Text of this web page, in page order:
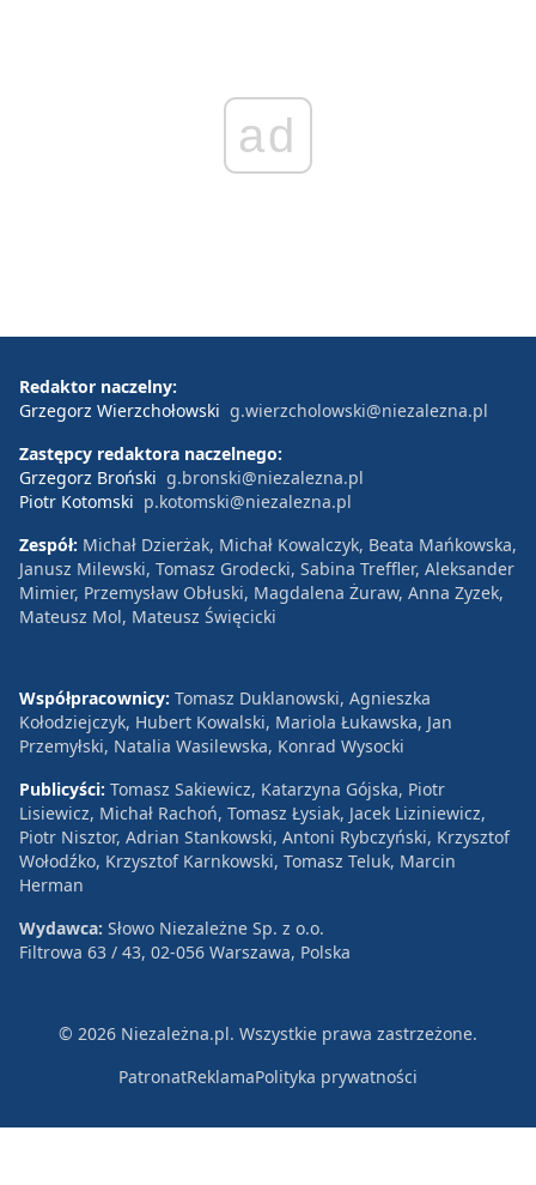
ad
Redaktor naczelny:
Grzegorz Wierzchołowski g.wierzcholowski@niezalezna.pl
Zastępcy redaktora naczelnego:
Grzegorz Broński g.bronski@niezalezna.pl
Piotr Kotomski p.kotomski@niezalezna.pl
Zespół: Michał Dzierżak, Michał Kowalczyk, Beata Mańkowska,
Janusz Milewski, Tomasz Grodecki, Sabina Treffler, Aleksander
Mimier, Przemysław Obłuski, Magdalena Żuraw, Anna Zyzek,
Mateusz Mol, Mateusz Święcicki
Współpracownicy: Tomasz Duklanowski, Agnieszka
Kołodziejczyk, Hubert Kowalski, Mariola Łukawska, Jan
Przemyłski, Natalia Wasilewska, Konrad Wysocki
Publicyści: Tomasz Sakiewicz, Katarzyna Gójska, Piotr
Lisiewicz, Michał Rachoń, Tomasz Łysiak, Jacek Liziniewicz,
Piotr Nisztor, Adrian Stankowski, Antoni Rybczyński, Krzysztof
Wołodźko, Krzysztof Karnkowski, Tomasz Teluk, Marcin
Herman
Wydawca: Słowo Niezależne Sp. z o.o.
Filtrowa 63 / 43, 02-056 Warszawa, Polska
© 2026 Niezależna.pl. Wszystkie prawa zastrzeżone.
PatronatReklamaPolityka prywatności